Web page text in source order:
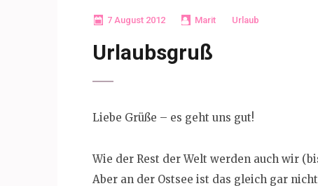
7 August 2012 Marit Urlaub
Urlaubsgruß
Liebe Grüße – es geht uns gut!
Wie der Rest der Welt werden auch wir
Aber an der Ostsee ist das gleich gar